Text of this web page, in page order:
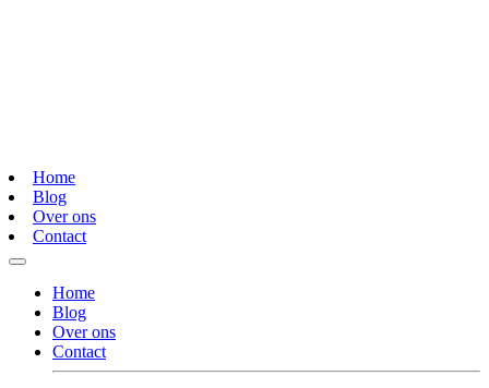
Home
Blog
Over ons
Contact
Home
Blog
Over ons
Contact